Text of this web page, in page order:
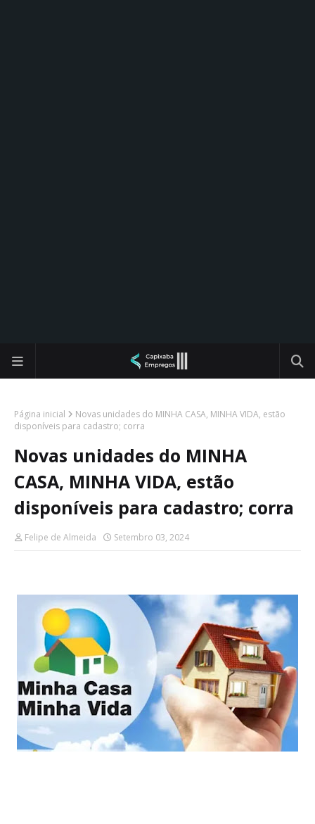
Página inicial
Novas unidades do MINHA CASA, MINHA VIDA, estão
disponíveis para cadastro; corra
Novas unidades do MINHA
CASA, MINHA VIDA, estão
disponíveis para cadastro; corra
Felipe de Almeida Setembro 03, 2024